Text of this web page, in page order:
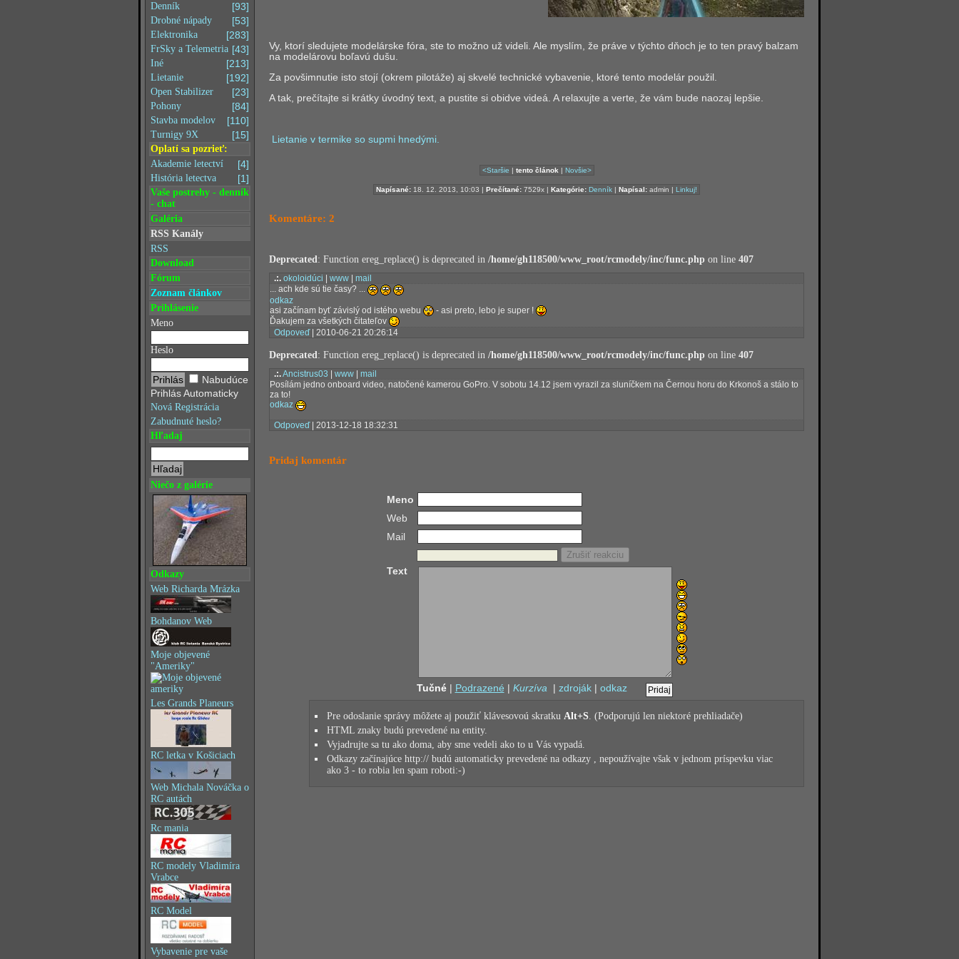
[93]
Denník
[53]
Drobné nápady
[283]
Elektronika
[43]
FrSky a Telemetria
[213]
Iné
[192]
Lietanie
[23]
Open Stabilizer
[84]
Pohony
[110]
Stavba modelov
[15]
Turnigy 9X
Oplatí sa pozrieť:
[4]
Akademie letectví
[1]
História letectva
Vaše postrehy - denník
- chat
Galéria
RSS Kanály
RSS
Download
Fórum
Zoznam článkov
Prihlásenie
Meno
Heslo
Nabudúce
Prihlás Automaticky
Nová Registrácia
Zabudnuté heslo?
Hľadaj
Niečo z galérie
Odkazy
Web Richarda Mrázka
Bohdanov Web
Moje objevené
"Ameriky"
Les Grands Planeurs
RC letka v Košiciach
Web Michala Nováčka o
RC autách
Rc mania
RC modely Vladimíra
Vrabce
RC Model
Vybavenie pre vaše
Vy, ktorí sledujete modelárske fóra, ste to možno už videli. Ale myslím, že práve v týchto dňoch je to ten pravý balzam
na modelárovu boľavú dušu.
Za povšimnutie isto stojí (okrem pilotáže) aj skvelé technické vybavenie, ktoré tento modelár použil.
A tak, prečítajte si krátky úvodný text, a pustite si obidve videá. A relaxujte a verte, že vám bude naozaj lepšie.
Lietanie v termike so supmi hnedými.
<Staršie | tento článok | Novšie>
Napísané: 18. 12. 2013, 10:03 | Prečítané: 7529x | Kategórie: Denník | Napísal: admin | Linkuj!
Komentáre: 2
Deprecated: Function ereg_replace() is deprecated in /home/gh118500/www_root/rcmodely/inc/func.php on line 407
.:. okoloidúci www
mail
... ach kde sú tie časy? ...
odkaz
asi začínam byť závislý od istého webu
- asi preto, lebo je super !
Ďakujem za všetkých čitateľov
Odpoveď| 2010-06-21 20:26:14
Deprecated: Function ereg_replace() is deprecated in /home/gh118500/www_root/rcmodely/inc/func.php on line 407
.:.Ancistrus03 www
mail
Posílám jedno onboard video, natočené kamerou GoPro. V sobotu 14.12 jsem vyrazil za sluníčkem na Černou horu do Krkonoš a stálo to
za to!
odkaz
Odpoveď| 2013-12-18 18:32:31
Pridaj komentár
Meno
Web
Mail
Text
Tučné| Podrazené | Kurzíva | zdroják| odkaz
Pre odoslanie správy môžete aj použiť klávesovoú skratku Alt+S . (Podporujú len niektoré prehliadače)
HTML znaky budú prevedené na entity.
Vyjadrujte sa tu ako doma, aby sme vedeli ako to u Vás vypadá.
Odkazy začínajúce http:// budú automaticky prevedené na odkazy , nepoužívajte však v jednom príspevku viac
ako 3 - to robia len spam roboti:-)